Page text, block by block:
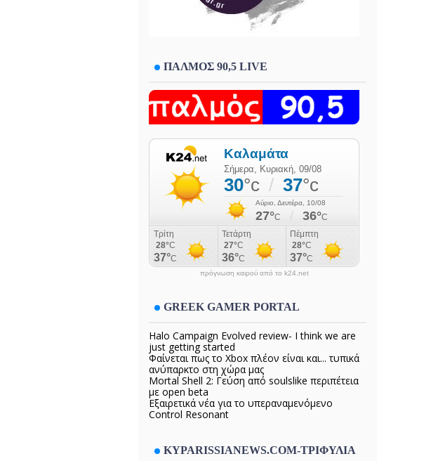
ΠΑΛΜΟΣ 90,5 LIVE
πρόγνωση καιρού από το k24.net
GREEK GAMER PORTAL
Halo Campaign Evolved review- I think we are
just getting started
Φαίνεται πως το Xbox πλέον είναι και... τυπικά
ανύπαρκτο στη χώρα μας
Mortal Shell 2: Γεύση από soulslike περιπέτεια
με open beta
Εξαιρετικά νέα για το υπεραναμενόμενο
Control Resonant
KYPARISSIANEWS.COM-ΤΡΙΦΥΛΙΑ